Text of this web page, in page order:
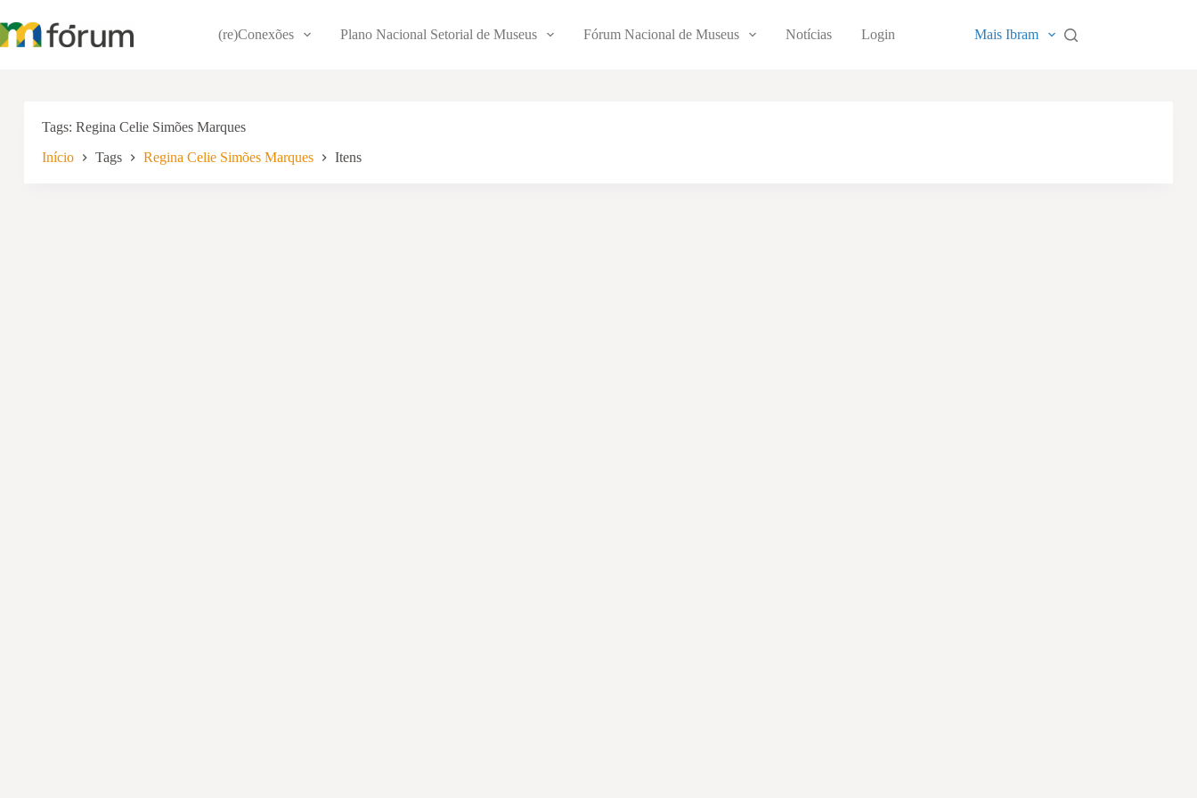
para
o
(re)Conexões Plano Nacional Setorial de Museus Fórum Nacional de Museus Notícias Login Mais Ibram
Tags Regina Celie Simões Marques
Início Tags Regina Celie Simões Marques Itens